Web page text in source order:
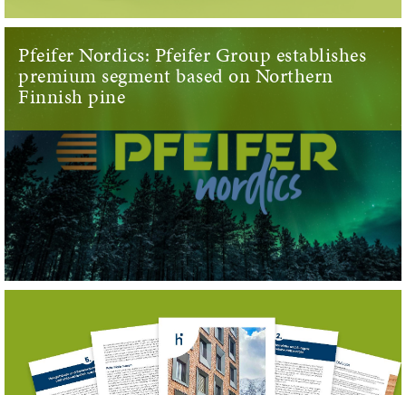
Pfeifer Nordics: Pfeifer Group establishes
premium segment based on Northern
Finnish pine